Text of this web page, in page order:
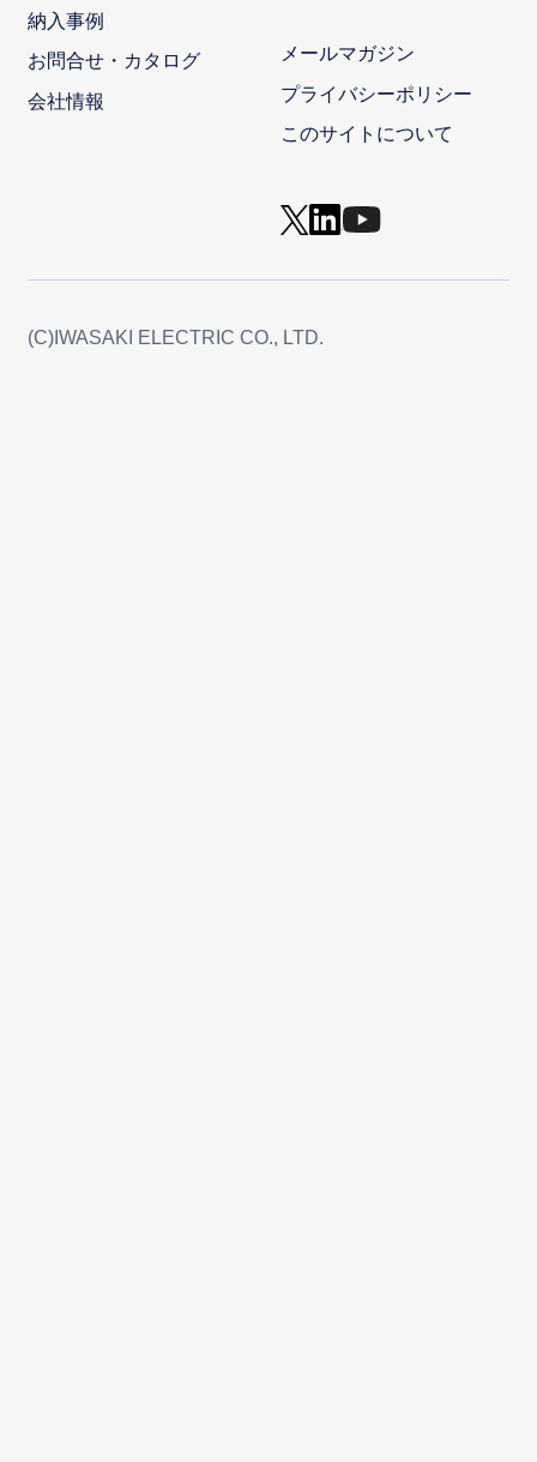
納入事例
お問合せ・カタログ
会社情報
メールマガジン
プライバシーポリシー
このサイトについて
(C)IWASAKI ELECTRIC CO., LTD.